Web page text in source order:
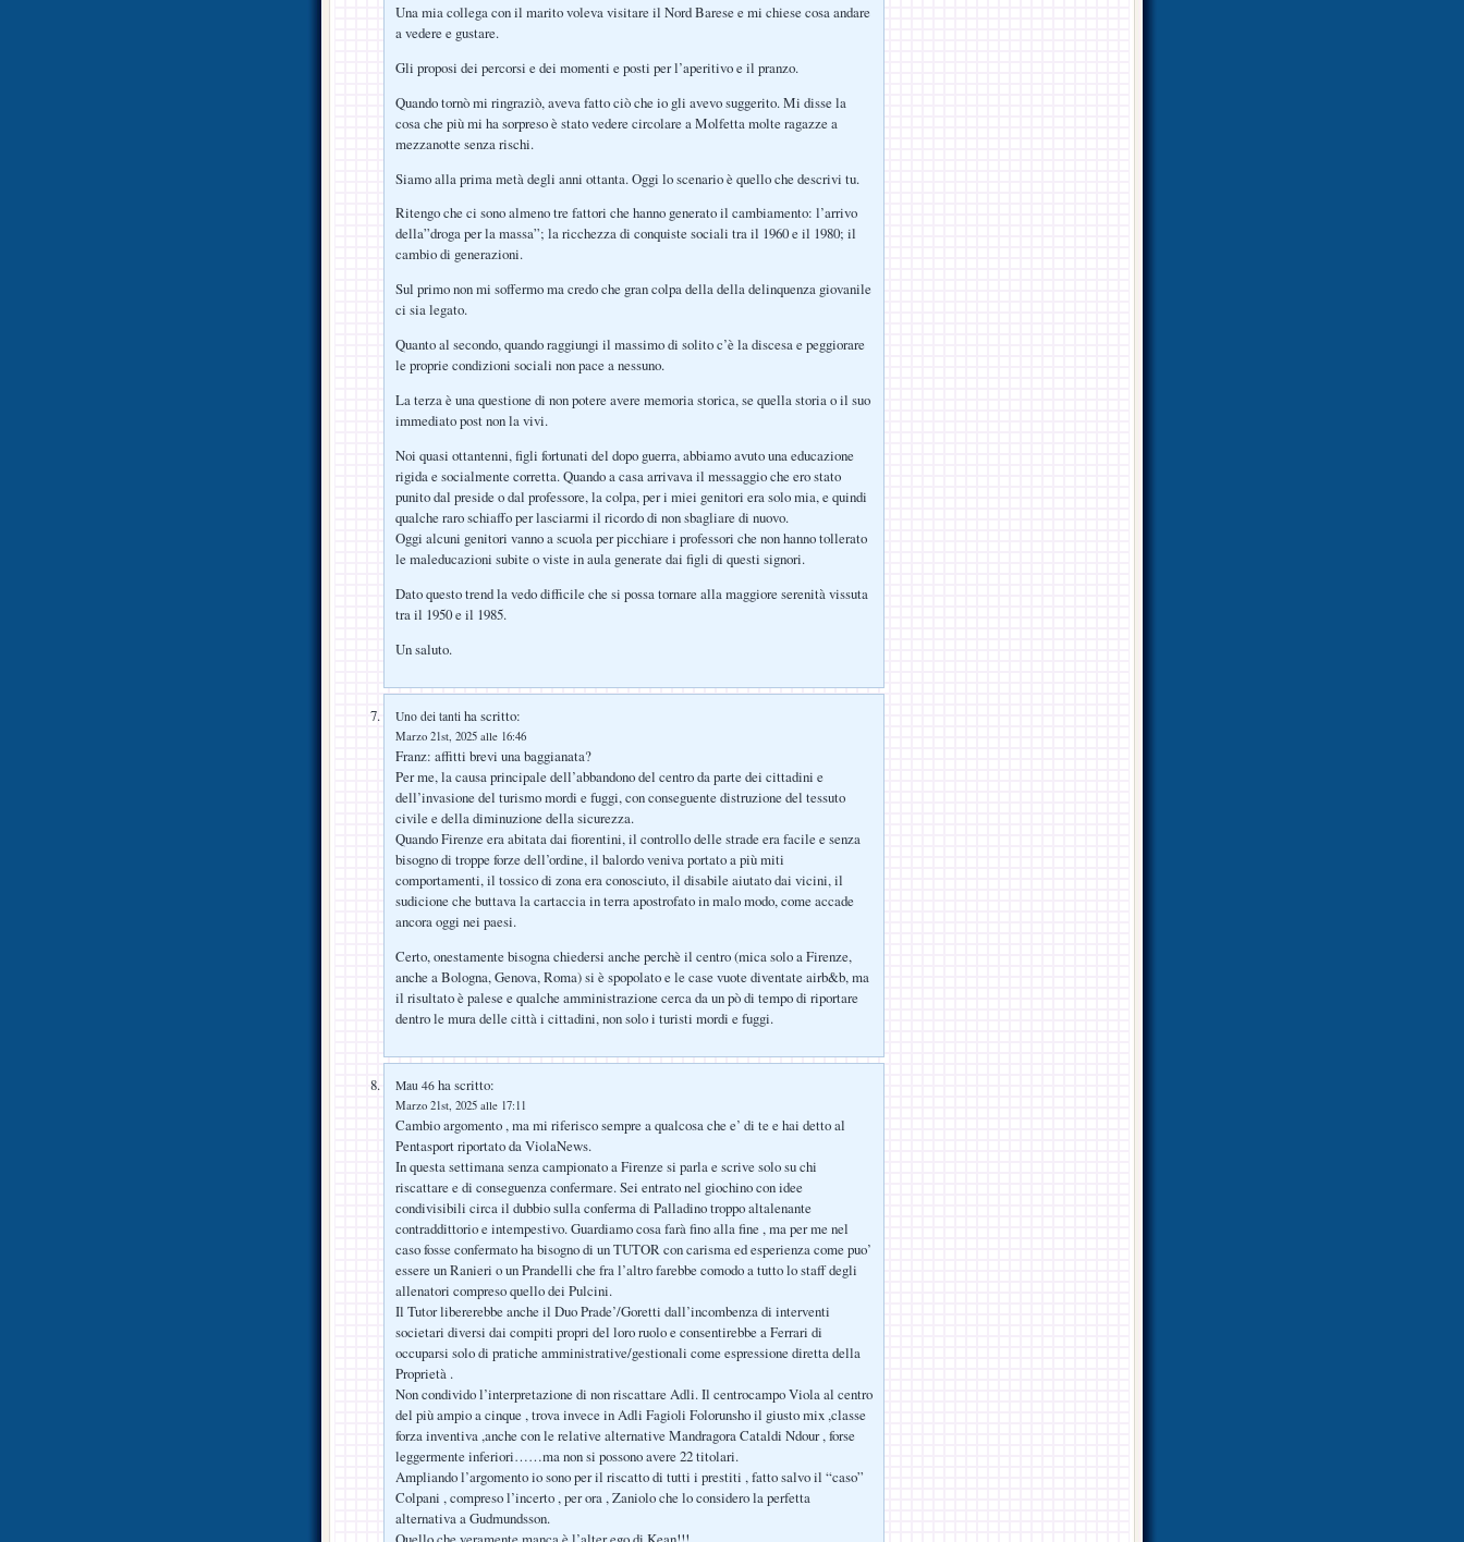
Una mia collega con il marito voleva visitare il Nord Barese e mi chiese cosa andare
a vedere e gustare.
Gli proposi dei percorsi e dei momenti e posti per l’aperitivo e il pranzo.
Quando tornò mi ringraziò, aveva fatto ciò che io gli avevo suggerito. Mi disse la
cosa che più mi ha sorpreso è stato vedere circolare a Molfetta molte ragazze a
mezzanotte senza rischi.
Siamo alla prima metà degli anni ottanta. Oggi lo scenario è quello che descrivi tu.
Ritengo che ci sono almeno tre fattori che hanno generato il cambiamento: l’arrivo
della”droga per la massa”; la ricchezza di conquiste sociali tra il 1960 e il 1980; il
cambio di generazioni.
Sul primo non mi soffermo ma credo che gran colpa della della delinquenza giovanile
ci sia legato.
Quanto al secondo, quando raggiungi il massimo di solito c’è la discesa e peggiorare
le proprie condizioni sociali non pace a nessuno.
La terza è una questione di non potere avere memoria storica, se quella storia o il suo
immediato post non la vivi.
Noi quasi ottantenni, figli fortunati del dopo guerra, abbiamo avuto una educazione
rigida e socialmente corretta. Quando a casa arrivava il messaggio che ero stato
punito dal preside o dal professore, la colpa, per i miei genitori era solo mia, e quindi
qualche raro schiaffo per lasciarmi il ricordo di non sbagliare di nuovo.
Oggi alcuni genitori vanno a scuola per picchiare i professori che non hanno tollerato
le maleducazioni subite o viste in aula generate dai figli di questi signori.
Dato questo trend la vedo difficile che si possa tornare alla maggiore serenità vissuta
tra il 1950 e il 1985.
Un saluto.
Uno dei tanti ha scritto:
Marzo 21st, 2025 alle 16:46
Franz: affitti brevi una baggianata?
Per me, la causa principale dell’abbandono del centro da parte dei cittadini e
dell’invasione del turismo mordi e fuggi, con conseguente distruzione del tessuto
civile e della diminuzione della sicurezza.
Quando Firenze era abitata dai fiorentini, il controllo delle strade era facile e senza
bisogno di troppe forze dell’ordine, il balordo veniva portato a più miti
comportamenti, il tossico di zona era conosciuto, il disabile aiutato dai vicini, il
sudicione che buttava la cartaccia in terra apostrofato in malo modo, come accade
ancora oggi nei paesi.
Certo, onestamente bisogna chiedersi anche perchè il centro (mica solo a Firenze,
anche a Bologna, Genova, Roma) si è spopolato e le case vuote diventate airb&b, ma
il risultato è palese e qualche amministrazione cerca da un pò di tempo di riportare
dentro le mura delle città i cittadini, non solo i turisti mordi e fuggi.
Mau 46 ha scritto:
Marzo 21st, 2025 alle 17:11
Cambio argomento , ma mi riferisco sempre a qualcosa che e’ di te e hai detto al
Pentasport riportato da ViolaNews.
In questa settimana senza campionato a Firenze si parla e scrive solo su chi
riscattare e di conseguenza confermare. Sei entrato nel giochino con idee
condivisibili circa il dubbio sulla conferma di Palladino troppo altalenante
contraddittorio e intempestivo. Guardiamo cosa farà fino alla fine , ma per me nel
caso fosse confermato ha bisogno di un TUTOR con carisma ed esperienza come puo’
essere un Ranieri o un Prandelli che fra l’altro farebbe comodo a tutto lo staff degli
allenatori compreso quello dei Pulcini.
Il Tutor libererebbe anche il Duo Prade’/Goretti dall’incombenza di interventi
societari diversi dai compiti propri del loro ruolo e consentirebbe a Ferrari di
occuparsi solo di pratiche amministrative/gestionali come espressione diretta della
Proprietà .
Non condivido l’interpretazione di non riscattare Adli. Il centrocampo Viola al centro
del più ampio a cinque , trova invece in Adli Fagioli Folorunsho il giusto mix ,classe
forza inventiva ,anche con le relative alternative Mandragora Cataldi Ndour , forse
leggermente inferiori……ma non si possono avere 22 titolari.
Ampliando l’argomento io sono per il riscatto di tutti i prestiti , fatto salvo il “caso”
Colpani , compreso l’incerto , per ora , Zaniolo che lo considero la perfetta
alternativa a Gudmundsson.